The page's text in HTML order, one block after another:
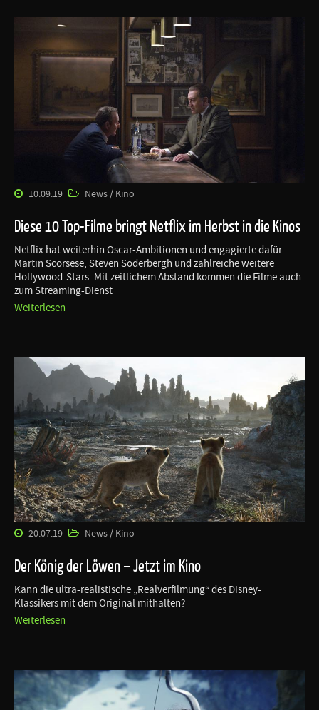
10.09.19 News / Kino
Diese 10 Top-Filme bringt Netflix im Herbst in die Kinos
Netflix hat weiterhin Oscar-Ambitionen und engagierte dafür
Martin Scorsese, Steven Soderbergh und zahlreiche weitere
Hollywood-Stars. Mit zeitlichem Abstand kommen die Filme auch
zum Streaming-Dienst
Weiterlesen
20.07.19 News / Kino
Der König der Löwen – Jetzt im Kino
Kann die ultra-realistische „Realverfilmung“ des Disney-
Klassikers mit dem Original mithalten?
Weiterlesen